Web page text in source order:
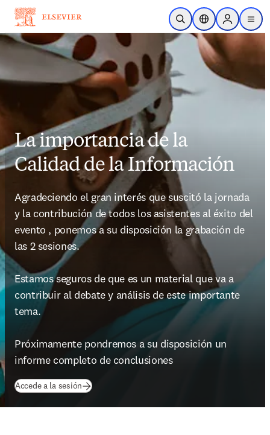
Saltar al contenido principal
Abrir búsqueda
Selector deSign in to
menu
La importancia de la
Calidad de la Información
Agradeciendo el gran interés que suscitó la jornada
y la contribución de todos los asistentes al éxito del
evento , ponemos a su disposición la grabación de
las 2 sesiones.
Estamos seguros de que es un material que va a
contribuir al debate y análisis de este importante
tema.
Próximamente pondremos a su disposición un
informe completo de conclusiones
Accede a la sesión(se abre en una nueva pestaña/ventana